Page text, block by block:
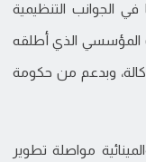
في الجوانب التنظيمية
المؤسسي الذي أطلقه
وبدعم من حكومة
مواصلة تطوير